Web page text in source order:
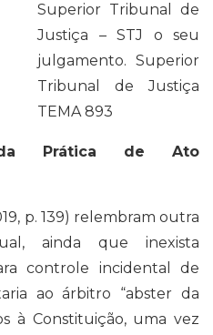
Superior Tribunal de
Justiça – STJ o seu
julgamento. Superior
Tribunal de Justiça
TEMA 893
da Prática de Ato
p. 139) relembram outra
ainda que inexista
controle incidental de
ao árbitro “abster da
à Constituição, uma vez